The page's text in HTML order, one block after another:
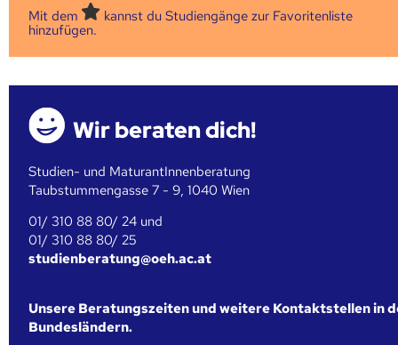
Mit dem
kannst du Studiengänge zur Favoritenliste
hinzufügen.
Wir beraten dich!
Studien- und MaturantInnenberatung
Taubstummengasse 7 - 9, 1040 Wien
01/ 310 88 80/ 24 und
01/ 310 88 80/ 25
studienberatung@oeh.ac.at
Unsere Beratungszeiten und weitere Kontaktstellen in
Bundesländern.